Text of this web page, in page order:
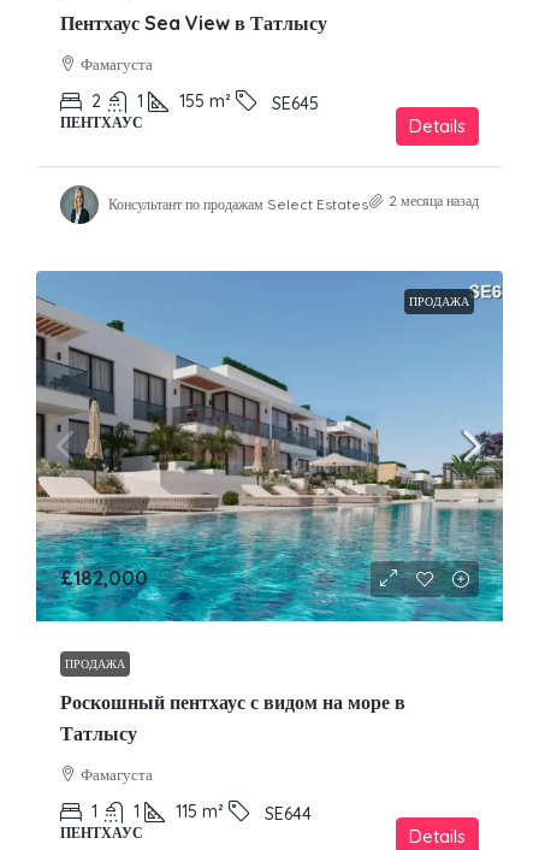
Пентхаус Sea View в Татлысу
Фамагуста
2 1 155 m² SE645
ПЕНТХАУС Details
Консультант по продажам Select Estates 2 месяца назад
ПРОДАЖА
£182,000
ПРОДАЖА
Роскошный пентхаус с видом на море в
Татлысу
Фамагуста
1 1 115 m² SE644
ПЕНТХАУС Details